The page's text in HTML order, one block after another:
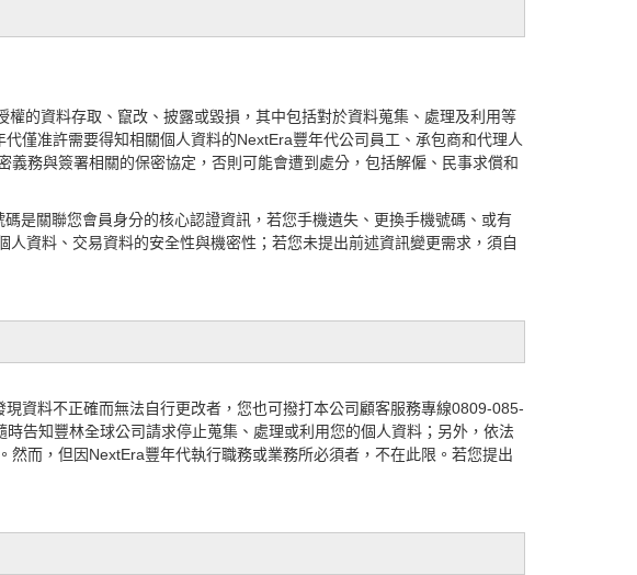
的資料存取、竄改、披露或毀損，其中包括對於資料蒐集、處理及利用等
代僅准許需要得知相關個人資料的NextEra豐年代公司員工、承包商和代理人
義務與簽署相關的保密協定，否則可能會遭到處分，包括解僱、民事求償和
是關聯您會員身分的核心認證資訊，若您手機遺失、更換手機號碼、或有
人資料、交易資料的安全性與機密性；若您未提出前述資訊變更需求，須自
資料不正確而無法自行更改者，您也可撥打本公司顧客服務專線0809-085-
告知豐林全球公司請求停止蒐集、處理或利用您的個人資料；另外，依法
然而，但因NextEra豐年代執行職務或業務所必須者，不在此限。若您提出